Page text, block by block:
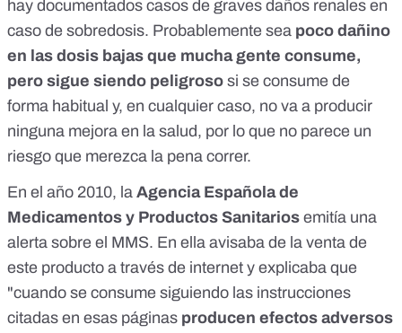
hay documentados casos de graves daños renales en
caso de sobredosis. Probablemente sea poco dañino
en las dosis bajas que mucha gente consume,
pero sigue siendo peligroso si se consume de
forma habitual y, en cualquier caso, no va a producir
ninguna mejora en la salud, por lo que no parece un
riesgo que merezca la pena correr.
En el año 2010, la Agencia Española de
Medicamentos y Productos Sanitarios emitía una
alerta sobre el MMS. En ella avisaba de la venta de
este producto a través de internet y explicaba que
"cuando se consume siguiendo las instrucciones
citadas en esas páginas producen efectos adversos